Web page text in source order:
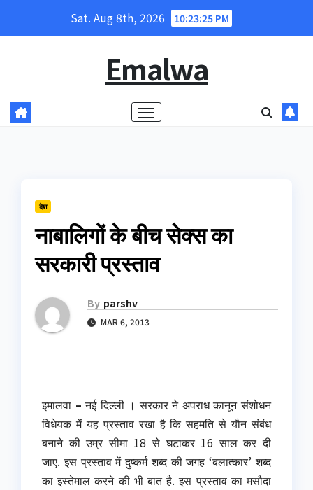
Sat. Aug 8th, 2026 10:23:26 PM
Emalwa
देश
नाबालिगों के बीच सेक्‍स का
सरकारी प्रस्‍ताव
By parshv
MAR 6, 2013
इमालवा –नई दिल्‍ली । सरकार ने अपराध कानून संशोधन
विधेयक में यह प्रस्ताव रखा है कि सहमति से यौन संबंध
बनाने की उम्र सीमा 18 से घटाकर 16 साल कर दी
जाए.इस प्रस्ताव में दुष्कर्म शब्द की जगह ‘बलात्कार’ शब्द
का इस्तेमाल करने की भी बात है. इस प्रस्ताव का मसौदा